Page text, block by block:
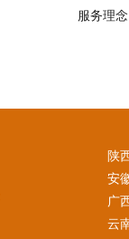
服务理
陕
安
广
云